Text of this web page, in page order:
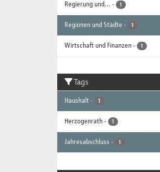
Regierung und... - 1
Regionen und Städte - 1
Wirtschaft und Finanzen - 1
Tags
Haushalt - 1
Herzogenrath - 1
Jahresabschluss - 1